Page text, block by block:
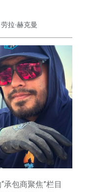
劳拉-赫克曼
包商聚焦”栏目